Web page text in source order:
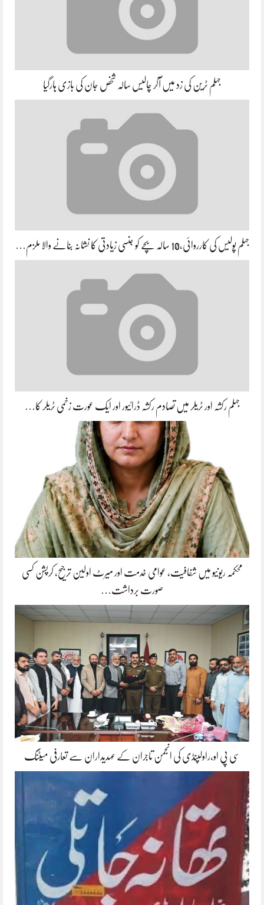
جہلم ٹرین کی زد میں آکر چالیس سالہ شخص جان کی بازی ہارگیا
جہلم پولیس کی کارروائی،10 سالہ بچے کو جنسی زیادتی کا نشانہ بنانے والا ملزم…
جہلم رکشہ اور ٹریلر میں تصادم رکشہ ڈرائیور اور ایک عورت زخمی ٹریلر کا…
محکمہ ریونیو میں شفافیت، عوامی خدمت اور میرٹ اولین ترجیح، کرپشن کسی
صورت برداشت…
سی پی او،راولپنڈی کی انجمن تاجران کے عہدیداران سے تعارفی میٹنگ